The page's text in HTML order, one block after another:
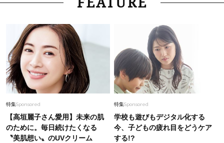
特集Sponsored
【高垣麗子さん愛用】未来の肌
のために。毎日続けたくなる
〝美肌想い〟のUVクリーム
特集Sponsored
学校も遊びもデジタル化する
今、子どもの疲れ目をどうケア
する!?